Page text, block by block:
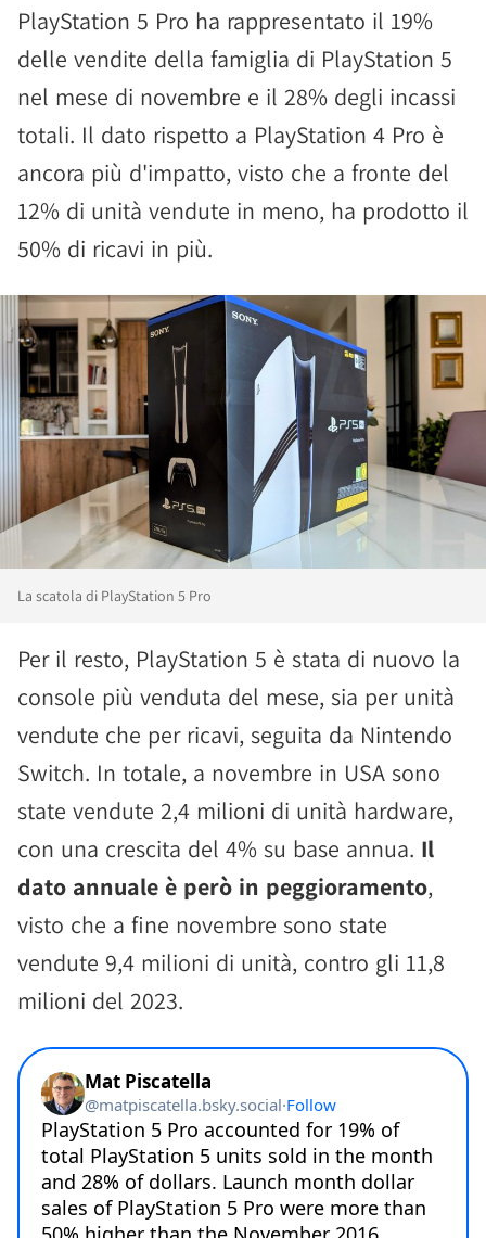
PlayStation 5 Pro ha rappresentato il 19%
delle vendite della famiglia di PlayStation 5
nel mese di novembre e il 28% degli incassi
totali. Il dato rispetto a PlayStation 4 Pro è
ancora più d'impatto, visto che a fronte del
12% di unità vendute in meno, ha prodotto il
50% di ricavi in più.
La scatola di PlayStation 5 Pro
Per il resto, PlayStation 5 è stata di nuovo la
console più venduta del mese, sia per unità
vendute che per ricavi, seguita da Nintendo
Switch. In totale, a novembre in USA sono
state vendute 2,4 milioni di unità hardware,
con una crescita del 4% su base annua. Il
dato annuale è però in peggioramento,
visto che a fine novembre sono state
vendute 9,4 milioni di unità, contro gli 11,8
milioni del 2023.